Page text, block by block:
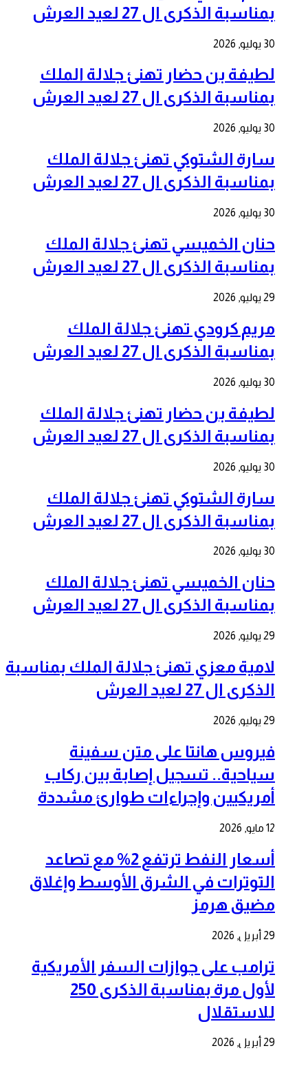
بمناسبة الذكرى ال 27 لعيد العرش
30 يوليو, 2026
لطيفة بن حضار تهنئ جلالة الملك
بمناسبة الذكرى ال 27 لعيد العرش
30 يوليو, 2026
سارة الشتوكي تهنئ جلالة الملك
بمناسبة الذكرى ال 27 لعيد العرش
30 يوليو, 2026
حنان الخميسي تهنئ جلالة الملك
بمناسبة الذكرى ال 27 لعيد العرش
29 يوليو, 2026
مريم كرودي تهنئ جلالة الملك
بمناسبة الذكرى ال 27 لعيد العرش
30 يوليو, 2026
لطيفة بن حضار تهنئ جلالة الملك
بمناسبة الذكرى ال 27 لعيد العرش
30 يوليو, 2026
سارة الشتوكي تهنئ جلالة الملك
بمناسبة الذكرى ال 27 لعيد العرش
30 يوليو, 2026
حنان الخميسي تهنئ جلالة الملك
بمناسبة الذكرى ال 27 لعيد العرش
29 يوليو, 2026
لامية معزي تهنئ جلالة الملك بمناسبة
الذكرى ال 27 لعيد العرش
29 يوليو, 2026
فيروس هانتا على متن سفينة
سياحية.. تسجيل إصابة بين ركاب
أمريكيين وإجراءات طوارئ مشددة
12 مايو, 2026
أسعار النفط ترتفع 2% مع تصاعد
التوترات في الشرق الأوسط وإغلاق
مضيق هرمز
29 أبريل, 2026
ترامب على جوازات السفر الأمريكية
لأول مرة بمناسبة الذكرى 250
للاستقلال
29 أبريل, 2026